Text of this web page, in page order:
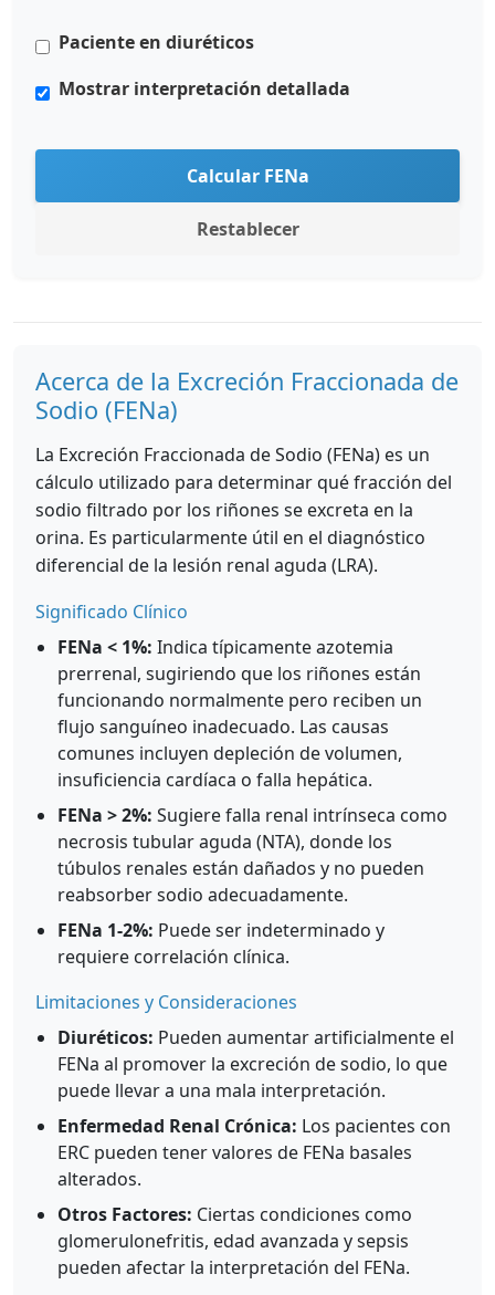
Paciente en diuréticos
Mostrar interpretación detallada
Calcular FENa
Restablecer
Acerca de la Excreción Fraccionada de
Sodio (FENa)
La Excreción Fraccionada de Sodio (FENa) es un
cálculo utilizado para determinar qué fracción del
sodio filtrado por los riñones se excreta en la
orina. Es particularmente útil en el diagnóstico
diferencial de la lesión renal aguda (LRA).
Significado Clínico
FENa < 1%: Indica típicamente azotemia
prerrenal, sugiriendo que los riñones están
funcionando normalmente pero reciben un
flujo sanguíneo inadecuado. Las causas
comunes incluyen depleción de volumen,
insuficiencia cardíaca o falla hepática.
FENa > 2%: Sugiere falla renal intrínseca como
necrosis tubular aguda (NTA), donde los
túbulos renales están dañados y no pueden
reabsorber sodio adecuadamente.
FENa 1-2%: Puede ser indeterminado y
requiere correlación clínica.
Limitaciones y Consideraciones
Diuréticos: Pueden aumentar artificialmente el
FENa al promover la excreción de sodio, lo que
puede llevar a una mala interpretación.
Enfermedad Renal Crónica: Los pacientes con
ERC pueden tener valores de FENa basales
alterados.
Otros Factores: Ciertas condiciones como
glomerulonefritis, edad avanzada y sepsis
pueden afectar la interpretación del FENa.